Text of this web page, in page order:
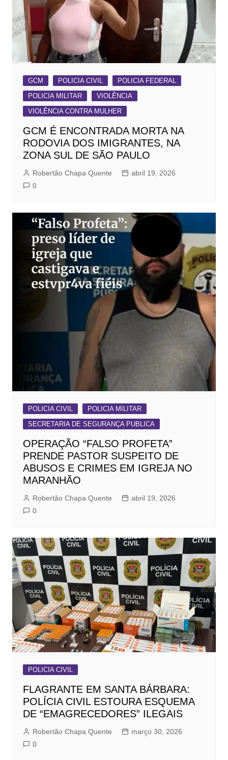
GCM POLICIA CIVIL
POLICIA FEDERAL
POLICIA MILITAR
VIOLÊNCIA
VIOLÊNCIA CONTRA MULHER
GCM É ENCONTRADA MORTA NA
RODOVIA DOS IMIGRANTES, NA
ZONA SUL DE SÃO PAULO
Robertão Chapa Quente
abril 19, 2026
0
POLICIA CIVIL
POLICIA MILITAR
SECRETARIA DE SEGURANÇA PUBLICA
OPERAÇÃO “FALSO PROFETA”
PRENDE PASTOR SUSPEITO DE
ABUSOS E CRIMES EM IGREJA NO
MARANHÃO
Robertão Chapa Quente
abril 19, 2026
0
POLICIA CIVIL
FLAGRANTE EM SANTA BÁRBARA:
POLÍCIA CIVIL ESTOURA ESQUEMA
DE “EMAGRECEDORES” ILEGAIS
Robertão Chapa Quente
março 30, 2026
0